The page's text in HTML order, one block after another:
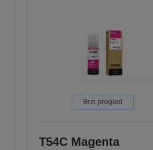
Brzi pregled
T54C Magenta